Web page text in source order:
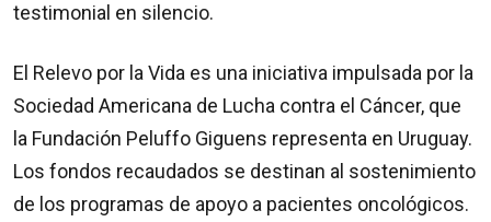
testimonial en silencio.
El Relevo por la Vida es una iniciativa impulsada por la
Sociedad Americana de Lucha contra el Cáncer, que
la Fundación Peluffo Giguens representa en Uruguay.
Los fondos recaudados se destinan al sostenimiento
de los programas de apoyo a pacientes oncológicos.